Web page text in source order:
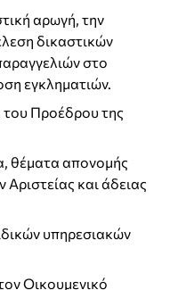
αρωγή, την
δικαστικών
στο
εγκληματιών.
Προέδρου της
θέματα απονομής
και άδειας
υπηρεσιακών
Οικουμενικό